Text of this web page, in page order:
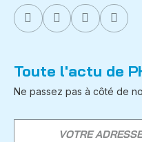
Toute l'actu de
Ne passez pas à côté de